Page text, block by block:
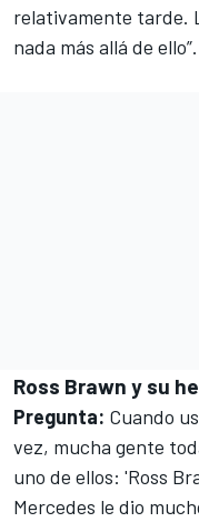
relativamente tarde.
nada más allá de ello”.
Ross Brawn y su
Pregunta: Cuando
vez, mucha gente
uno de ellos: 'Ross
Mercedes le dio